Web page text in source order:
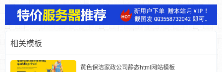
相关模板
黄色保洁家政公司静态html网站模板